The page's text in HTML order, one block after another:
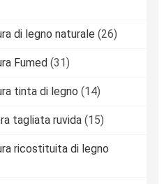
di legno naturale (26)
Fumed (31)
tinta di legno (14)
tagliata ruvida (15)
ricostituita di legno